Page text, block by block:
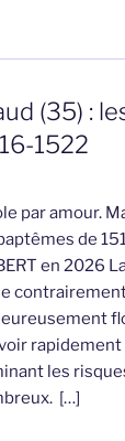
(35) :
1522
par amour.
de
en 2026
les
[…]